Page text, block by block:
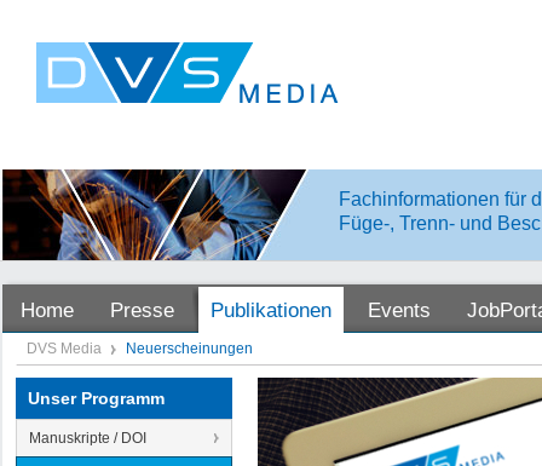
Fachinformationen für
Füge-, Trenn- und
Home Presse Publikationen Events
DVS Media Neuerscheinungen
Unser Programm
Manuskripte / DOI